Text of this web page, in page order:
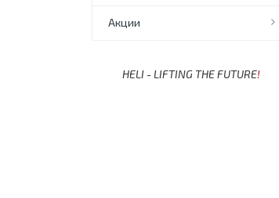
Акции
HELI - LIFTING THE FUTURE!